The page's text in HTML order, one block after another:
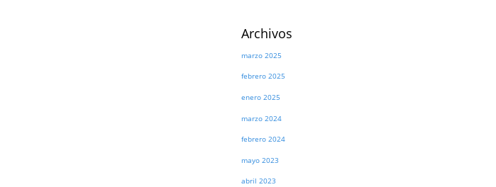
Archivos
marzo 2025
febrero 2025
enero 2025
marzo 2024
febrero 2024
mayo 2023
abril 2023